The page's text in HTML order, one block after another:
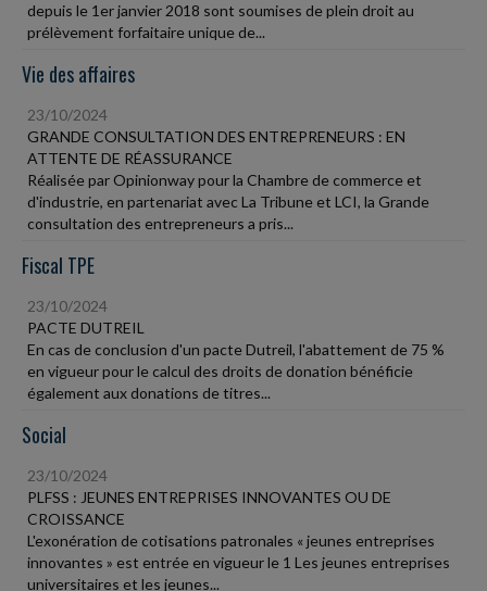
depuis le 1er janvier 2018 sont soumises de plein droit au
prélèvement forfaitaire unique de...
Vie des affaires
23/10/2024
GRANDE CONSULTATION DES ENTREPRENEURS : EN
ATTENTE DE RÉASSURANCE
Réalisée par Opinionway pour la Chambre de commerce et
d'industrie, en partenariat avec La Tribune et LCI, la Grande
consultation des entrepreneurs a pris...
Fiscal TPE
23/10/2024
PACTE DUTREIL
En cas de conclusion d'un pacte Dutreil, l'abattement de 75 %
en vigueur pour le calcul des droits de donation bénéficie
également aux donations de titres...
Social
23/10/2024
PLFSS : JEUNES ENTREPRISES INNOVANTES OU DE
CROISSANCE
L'exonération de cotisations patronales « jeunes entreprises
innovantes » est entrée en vigueur le 1 Les jeunes entreprises
universitaires et les jeunes...